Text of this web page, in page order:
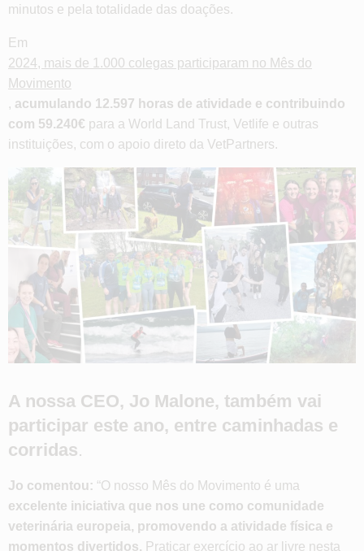
minutos e pela totalidade das doações.
Em
2024, mais de 1.000 colegas participaram no Mês do
Movimento
, acumulando 12.597 horas de atividade e contribuindo
com 59.240€ para a World Land Trust, Vetlife e outras
instituições, com o apoio direto da VetPartners.
A nossa CEO, Jo Malone, também vai
participar este ano, entre caminhadas e
corridas.
Jo comentou: “O nosso Mês do Movimento é uma
excelente iniciativa que nos une como comunidade
veterinária europeia, promovendo a atividade física e
momentos divertidos. Praticar exercício ao ar livre nesta